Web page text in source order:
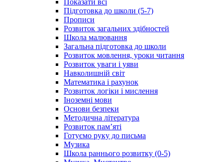
Показати всі
Підготовка до школи (5-7)
Прописи
Розвиток загальних здібностей
Школа малювання
Загальна підготовка до школи
Розвиток мовлення, уроки читання
Розвиток уваги і уяви
Навколишній світ
Математика і рахунок
Розвиток логіки і мислення
Іноземні мови
Основи безпеки
Методична література
Розвиток пам’яті
Готуємо руку до письма
Музика
Школа раннього розвитку (0-5)